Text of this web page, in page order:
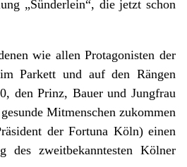
„Sünderlein“, die jetzt schon
wie allen Protagonisten der
Parkett und auf den Rängen
den Prinz, Bauer und Jungfrau
Mitmenschen zukommen
der Fortuna Köln) einen
des zweitbekanntesten Kölner